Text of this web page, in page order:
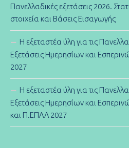
Πανελλαδικές εξετάσεις 2026.
στοιχεία και Βάσεις Εισαγωγής
Η εξεταστέα ύλη για τις
Εξετάσεις Ημερησίων και
2027
Η εξεταστέα ύλη για τις
Εξετάσεις Ημερησίων και
και Π.ΕΠΑΛ 2027